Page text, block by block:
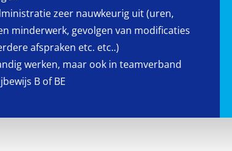
zeer nauwkeurig uit (uren,
minderwerk, gevolgen van modificaties
afspraken etc. etc..)
werken, maar ook in teamverband
B of BE